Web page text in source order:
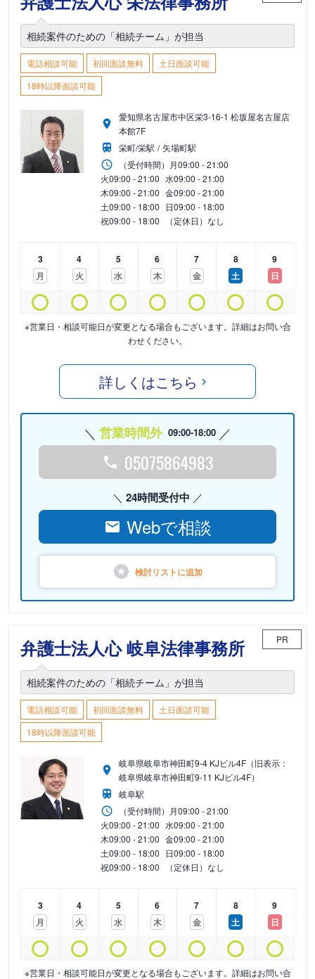
相続案件のための「相続チーム」が担当
電話相談可能 初回面談無料
土日面談可能
18時以降面談可能
愛知県名古屋市中区栄3-16-1 松坂屋名古屋店
本館7F
栄町/栄駅
矢場町駅
（受付時間） 月09:00 - 21:00
火09:00 - 21:00 水09:00 - 21:00
木09:00 - 21:00 金09:00 - 21:00
土09:00 - 18:00 日09:00 - 18:00
祝09:00 - 18:00 （定休日）なし
3
月
4
火
5
水
6
木
7
金
8
土
9
日
※営業日・相談可能日が変更となる場合もございます。詳細はお問い合
わせください。
詳しくはこちら
営業時間外 09:00-18:00
05075864983
24時間受付中
Webで相談
検討リストに追加
弁護士法人心 岐阜法律事務所 PR
相続案件のための「相続チーム」が担当
電話相談可能 初回面談無料
土日面談可能
18時以降面談可能
岐阜県岐阜市神田町9-4 KJビル4F（旧表示：
岐阜県岐阜市神田町9-11 KJビル4F）
岐阜駅
（受付時間） 月09:00 - 21:00
火09:00 - 21:00 水09:00 - 21:00
木09:00 - 21:00 金09:00 - 21:00
土09:00 - 18:00 日09:00 - 18:00
祝09:00 - 18:00 （定休日）なし
3
月
4
火
5
水
6
木
7
金
8
土
9
日
※営業日・相談可能日が変更となる場合もございます。詳細はお問い合